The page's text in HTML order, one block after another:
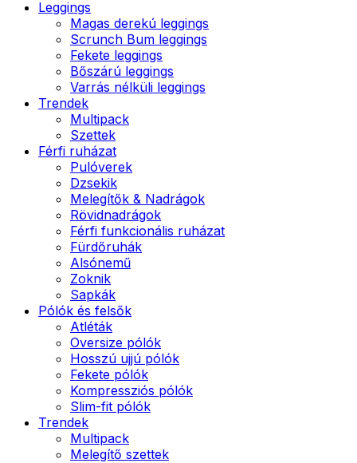
Leggings
Magas derekú leggings
Scrunch Bum leggings
Fekete leggings
Bőszárú leggings
Varrás nélküli leggings
Trendek
Multipack
Szettek
Férfi ruházat
Pulóverek
Dzsekik
Melegítők & Nadrágok
Rövidnadrágok
Férfi funkcionális ruházat
Fürdőruhák
Alsónemű
Zoknik
Sapkák
Pólók és felsők
Atléták
Oversize pólók
Hosszú ujjú pólók
Fekete pólók
Kompressziós pólók
Slim-fit pólók
Trendek
Multipack
Melegítő szettek